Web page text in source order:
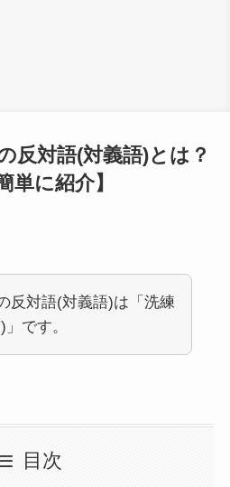
反対語(対義語)とは？
単に紹介】
反対語(対義語)は「洗練
です。
目次